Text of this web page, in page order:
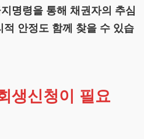
명령을 통해 채권자의 추심
안정도 함께 찾을 수 있습
생신청이 필요